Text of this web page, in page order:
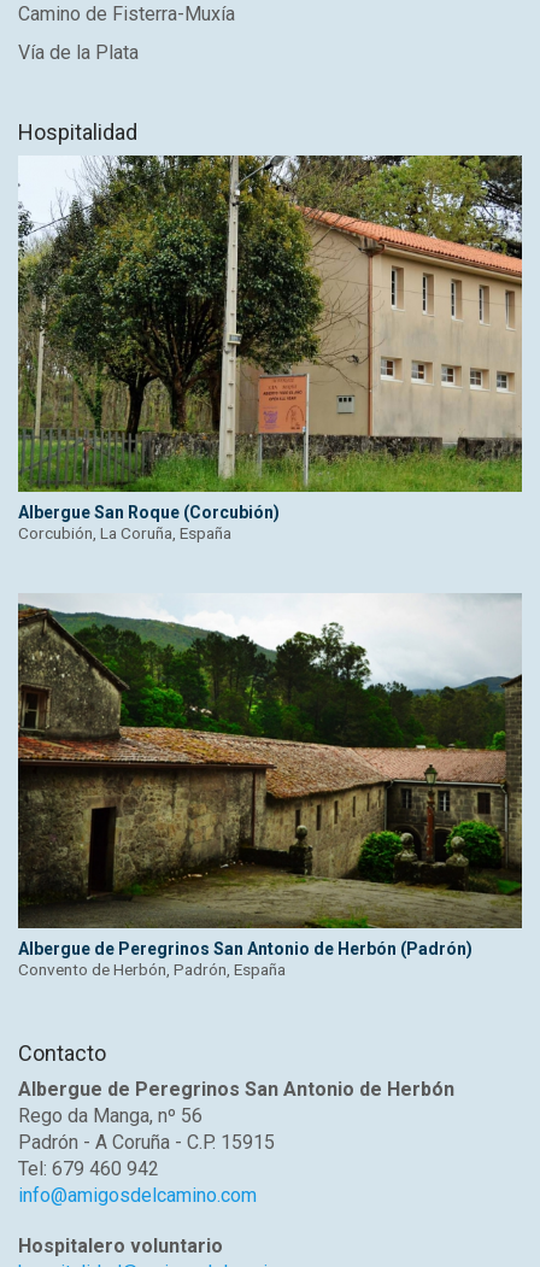
Camino de Fisterra-Muxía
Vía de la Plata
Hospitalidad
Albergue San Roque (Corcubión)
Corcubión, La Coruña, España
Albergue de Peregrinos San Antonio de Herbón (Padrón)
Convento de Herbón, Padrón, España
Contacto
Albergue de Peregrinos San Antonio de Herbón
Rego da Manga, nº 56
Padrón - A Coruña - C.P. 15915
Tel: 679 460 942
info@amigosdelcamino.com
Hospitalero voluntario